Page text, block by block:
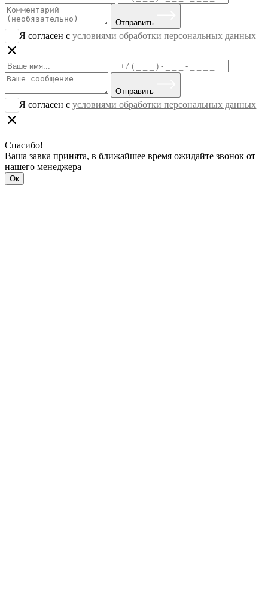
Отправить
Я согласен сусловиями обработки персональных данных
Отправить
Я согласен сусловиями обработки персональных данных
Спасибо!
Ваша завка принята, в ближайшее время ожидайте звонок от
нашего менеджера
Ок